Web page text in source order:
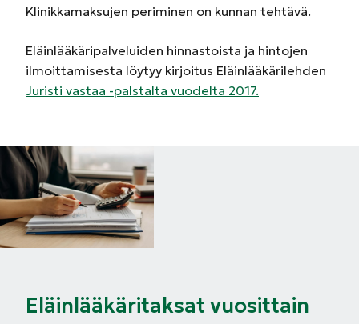
Klinikkamaksujen periminen on kunnan tehtävä.
Eläinlääkäripalveluiden hinnastoista ja hintojen
ilmoittamisesta löytyy kirjoitus Eläinlääkärilehden
Juristi vastaa -palstalta vuodelta 2017.
Eläinlääkäritaksat vuosittain